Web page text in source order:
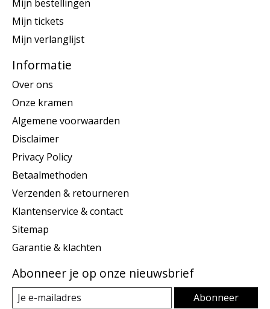
Mijn bestellingen
Mijn tickets
Mijn verlanglijst
Informatie
Over ons
Onze kramen
Algemene voorwaarden
Disclaimer
Privacy Policy
Betaalmethoden
Verzenden & retourneren
Klantenservice & contact
Sitemap
Garantie & klachten
Abonneer je op onze nieuwsbrief
Abonneer